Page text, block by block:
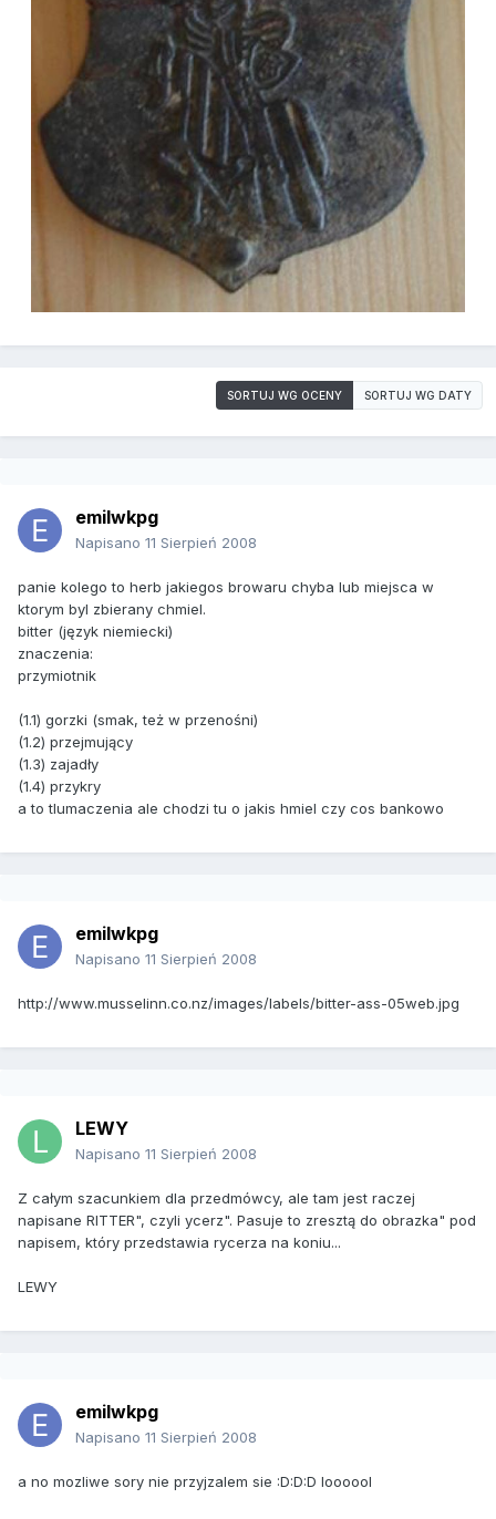
SORTUJ WG OCENY SORTUJ WG DATY
emilwkpg
Napisano 11 Sierpień 2008
panie kolego to herb jakiegos browaru chyba lub miejsca w
ktorym byl zbierany chmiel.
bitter (język niemiecki)
znaczenia:
przymiotnik
(1.1) gorzki (smak, też w przenośni)
(1.2) przejmujący
(1.3) zajadły
(1.4) przykry
a to tlumaczenia ale chodzi tu o jakis hmiel czy cos bankowo
emilwkpg
Napisano 11 Sierpień 2008
http://www.musselinn.co.nz/images/labels/bitter-ass-05web.jpg
LEWY
Napisano 11 Sierpień 2008
Z całym szacunkiem dla przedmówcy, ale tam jest raczej
napisane RITTER", czyli ycerz". Pasuje to zresztą do obrazka" pod
napisem, który przedstawia rycerza na koniu...
LEWY
emilwkpg
Napisano 11 Sierpień 2008
a no mozliwe sory nie przyjzalem sie :D:D:D loooool